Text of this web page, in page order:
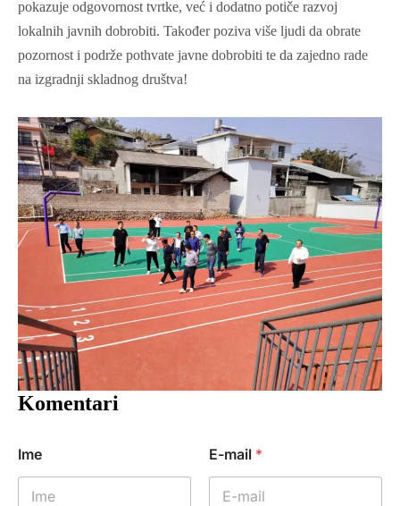
pokazuje odgovornost tvrtke, već i dodatno potiče razvoj
lokalnih javnih dobrobiti. Također poziva više ljudi da obrate
pozornost i podrže pothvate javne dobrobiti te da zajedno rade
na izgradnji skladnog društva!
Komentari
Ime E-mail *